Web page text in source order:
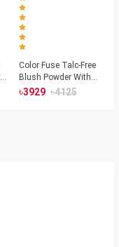
Color Fuse Talc-Free
Blush Powder With
Fermented Arnica
৳3929 ৳4125